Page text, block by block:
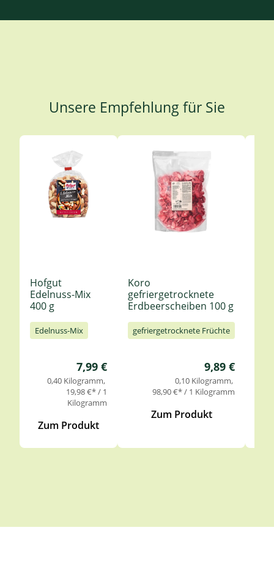
Unsere Empfehlung für Sie
Produktgalerie überspringen
Hofgut
Edelnuss-Mix
400 g
Edelnuss-Mix
Regulärer Preis:
7,99 €
0,40 Kilogramm
19,98 €* / 1
Kilogramm
Zum Produkt
Koro
gefriergetrocknete
Erdbeerscheiben 100 g
gefriergetrocknete Früchte
Regulärer
9,89 €
0,10 Kilogramm
98,90 €* / 1 Kilogramm
Zum Produkt